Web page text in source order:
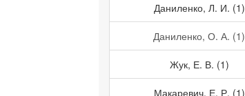
Даниленко, Л. И. (1)
Даниленко, О. А. (1)
Жук, Е. В. (1)
Макаревич, Е. Р. (1)